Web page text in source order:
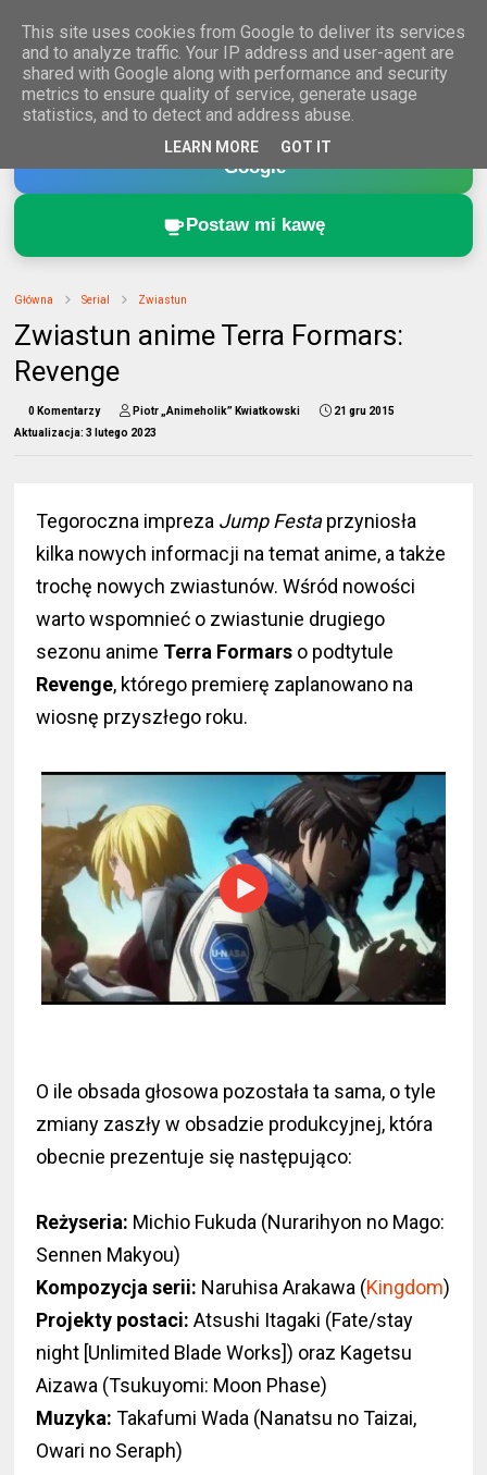
Dodaj Animeholik.pl do ulubionych źródeł w
Google
Postaw mi kawę
Główna Serial Zwiastun
Zwiastun anime Terra Formars:
Revenge
0 Komentarzy Piotr „Animeholik” Kwiatkowski
21 gru 2015
Aktualizacja: 3 lutego 2023
Tegoroczna impreza Jump Festaprzyniosła
kilka nowych informacji na temat anime, a także
trochę nowych zwiastunów. Wśród nowości
warto wspomnieć o zwiastunie drugiego
sezonu anime Terra Formars o podtytule
Revenge, którego premierę zaplanowano na
wiosnę przyszłego roku.
O ile obsada głosowa pozostała ta sama, o tyle
zmiany zaszły w obsadzie produkcyjnej, która
obecnie prezentuje się następująco:
Reżyseria: Michio Fukuda (Nurarihyon no Mago:
Sennen Makyou)
Kompozycja serii: Naruhisa Arakawa (Kingdom)
Projekty postaci: Atsushi Itagaki (Fate/stay
night [Unlimited Blade Works]) oraz Kagetsu
Aizawa (Tsukuyomi: Moon Phase)
Muzyka: Takafumi Wada (Nanatsu no Taizai,
Owari no Seraph)
This site uses cookies from Google to deliver its services
and to analyze traffic. Your IP address and user-agent are
shared with Google along with performance and security
metrics to ensure quality of service, generate usage
statistics, and to detect and address abuse.
LEARN MORE GOT IT